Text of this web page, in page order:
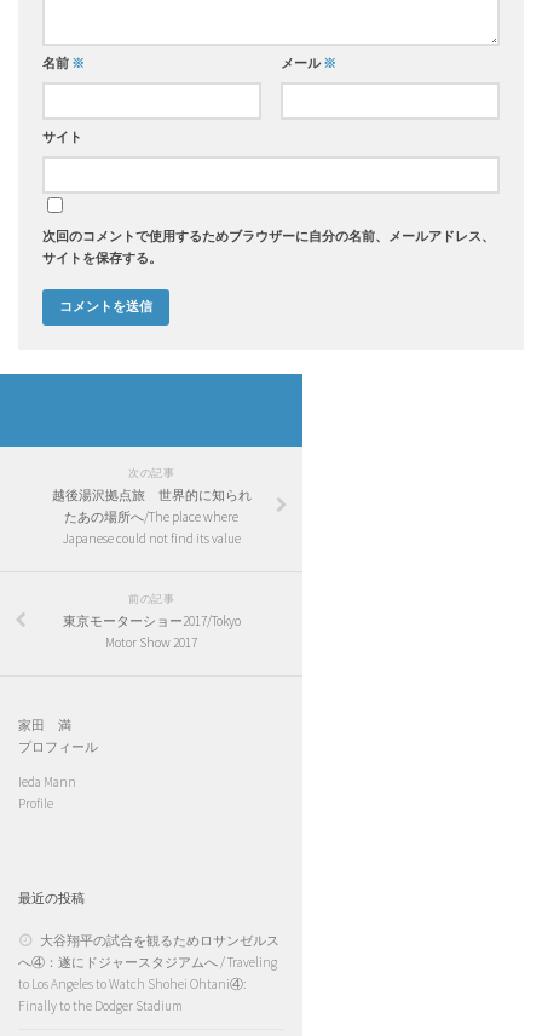
名前 ※ メール※
サイト
次回のコメントで使用するためブラウザーに自分の名前、メールアドレス、
サイトを保存する。
次の記事
越後湯沢拠点旅 世界的に知られ
たあの場所へ/The place where
Japanese could not find its value
前の記事
東京モーターショー2017/Tokyo
Motor Show 2017
家田 満
プロフィール
Ieda Mann
Profile
最近の投稿
大谷翔平の試合を観るためロサンゼルス
へ④：遂にドジャースタジアムへ / Traveling
to Los Angeles to Watch Shohei Ohtani④:
Finally to the Dodger Stadium